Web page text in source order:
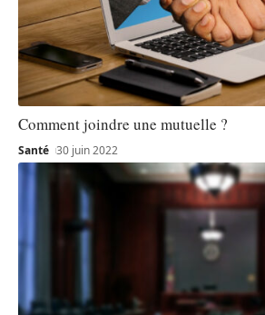
Comment joindre une mutuelle ?
Santé 30 juin 2022